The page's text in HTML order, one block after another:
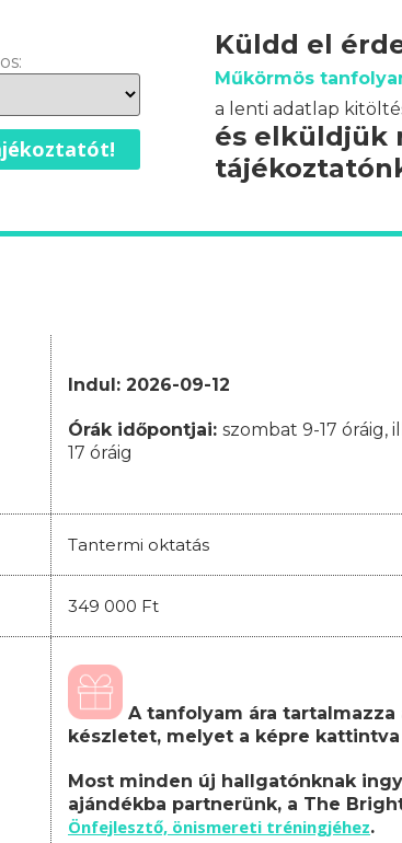
Küldd el
Műkörmös
a lenti adatlap
és elküldjük
Indul: 2026-09-12
Órák időpontjai: szombat 9-17 óráig,
17 óráig
Tantermi oktatás
349 000 Ft
A tanfolyam ára tartalmazza
készletet, melyet a képre
Most minden új hallgatónknak
ajándékba partnerünk, a The
Önfejlesztő, önismereti tréningjéhez.